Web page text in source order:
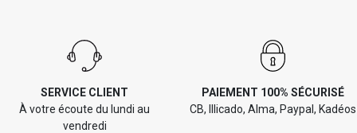
SERVICE CLIENT
À votre écoute du lundi au
vendredi
PAIEMENT 100% SÉCURISÉ
CB, Illicado, Alma, Paypal, Kadéos